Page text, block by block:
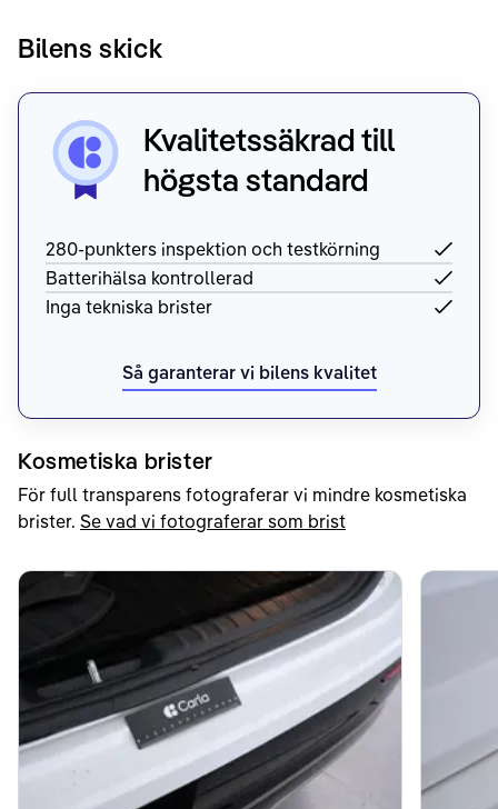
Bilens skick
Kvalitetssäkrad till
högsta standard
280-punkters inspektion och testkörning
Batterihälsa kontrollerad
Inga tekniska brister
Så garanterar vi bilens kvalitet
Kosmetiska brister
För full transparens fotograferar vi mindre kosmetiska
brister. Se vad vi fotograferar som brist